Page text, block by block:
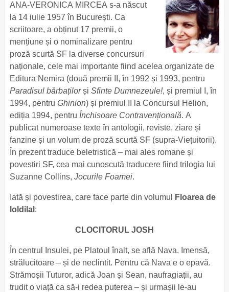
ANA-VERONICA MIRCEA s-a născut
la 14 iulie 1957 în București. Ca
scriitoare, a obținut 17 premii, o
mențiune și o nominalizare pentru
proză scurtă SF la diverse concursuri
naționale, cele mai importante fiind acelea organizate de
Editura Nemira (două premii II, în 1992 și 1993, pentru
Paradisul bărbațilorși Sfinte Dumnezeule!, și premiul I, în
1994, pentru Ghinion) și premiul II la Concursul Helion,
ediția 1994, pentru Închisoare Contravențională. A
publicat numeroase texte în antologii, reviste, ziare și
fanzine și un volum de proză scurtă SF (supra-Viețuitorii).
În prezent traduce beletristică – mai ales romane și
povestiri SF, cea mai cunoscută traducere fiind trilogia lui
Suzanne Collins, Jocurile Foamei.
Iată și povestirea, care face parte din volumul
Floarea de
loldilal :
CLOCITORUL JOSH
În centrul Insulei, pe Platoul înalt, se află Nava. Imensă,
strălucitoare – și de neclintit. Pentru că Nava e o epavă.
Strămoșii Tuturor, adică Joan și Sean, naufragiații, au
trudit o viață ca să-i redea puterea – și urmașii le-au